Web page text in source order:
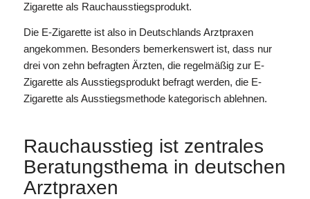
Zigarette als Rauchausstiegsprodukt.
Die E-Zigarette ist also in Deutschlands Arztpraxen
angekommen. Besonders bemerkenswert ist, dass nur
drei von zehn befragten Ärzten, die regelmäßig zur E-
Zigarette als Ausstiegsprodukt befragt werden, die E-
Zigarette als Ausstiegsmethode kategorisch ablehnen.
Rauchausstieg ist zentrales
Beratungsthema in deutschen
Arztpraxen